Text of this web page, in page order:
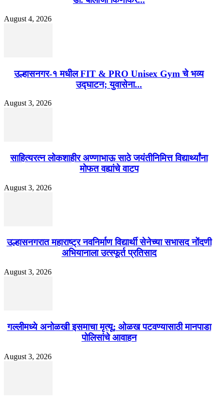
August 4, 2026
उल्हासनगर-१ मधील FIT & PRO Unisex Gym चे भव्य
उद्घाटन; युवासेना...
August 3, 2026
साहित्यरत्न लोकशाहीर अण्णाभाऊ साठे जयंतीनिमित्त विद्यार्थ्यांना
मोफत वह्यांचे वाटप
August 3, 2026
उल्हासनगरात महाराष्ट्र नवनिर्माण विद्यार्थी सेनेच्या सभासद नोंदणी
अभियानाला उत्स्फूर्त प्रतिसाद
August 3, 2026
गल्लीमध्ये अनोळखी इसमाचा मृत्यू; ओळख पटवण्यासाठी मानपाडा
पोलिसांचे आवाहन
August 3, 2026